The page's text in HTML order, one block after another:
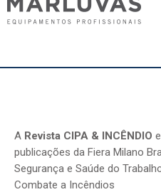
A Revista CIPA & INCÊNDIO
publicações da Fiera Milano
Segurança e Saúde do
Combate a Incêndios